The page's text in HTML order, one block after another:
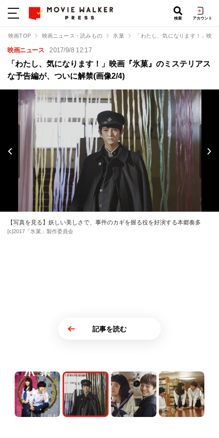
検索 アカウント
映画TOP 映画ニュース・読みもの 氷菓 「わたし、気になります！」映
映画ニュース 2017/9/8 12:17
「わたし、気になります！」映画『氷菓』のミステリアス
な予告編が、ついに解禁(画像2/4)
【写真を見る】妖しい美しさで、事件のカギを握る役を好演する本郷奏多
[c]2017「氷菓」製作委員会
記事を読む